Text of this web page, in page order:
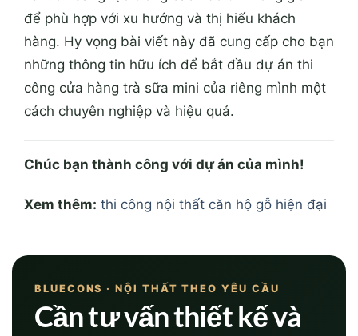
để phù hợp với xu hướng và thị hiếu khách
hàng. Hy vọng bài viết này đã cung cấp cho bạn
những thông tin hữu ích để bắt đầu dự án thi
công cửa hàng trà sữa mini của riêng mình một
cách chuyên nghiệp và hiệu quả.
Chúc bạn thành công với dự án của mình!
Xem thêm: thi công nội thất căn hộ gỗ hiện đại
BLUECONS · NỘI THẤT THEO YÊU CẦU
Cần tư vấn thiết kế và